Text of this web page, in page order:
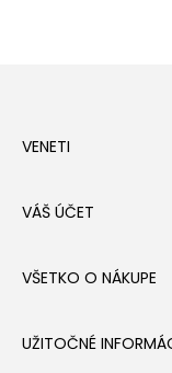
VENETI
VÁŠ ÚČET
VŠETKO O NÁKUPE
UŽITOČNÉ